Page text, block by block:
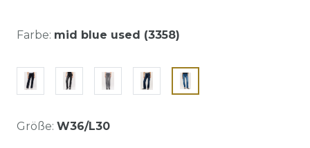
Farbe: mid blue used (3358)
Größe: W36/L30